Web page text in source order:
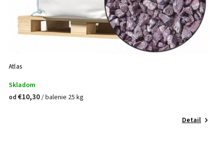
Atlas
Skladom
od €10,30/ balenie 25 kg
Detail